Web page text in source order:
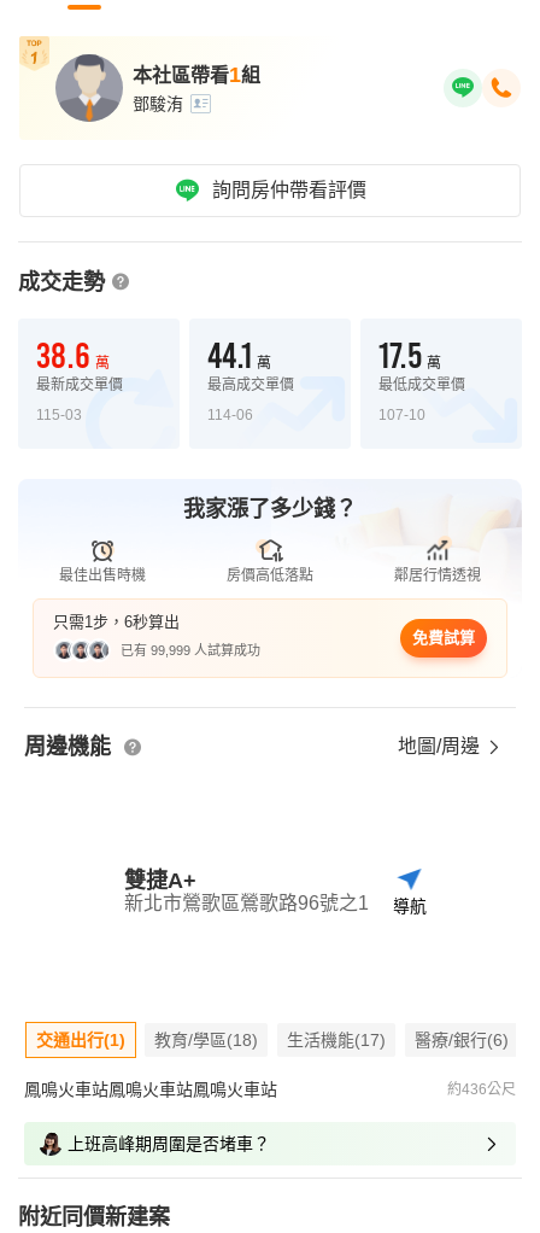
本社區帶看1組
鄧駿洧
詢問房仲帶看評價
成交走勢
38.6 萬
最新成交單價
115-03
44.1 萬
最高成交單價
114-06
17.5 萬
最低成交單價
107-10
我家漲了多少錢？
最佳出售時機 房價高低落點 鄰居行情透視
只需1步，6秒算出
已有 99,999 人試算成功
免費試算
周邊機能 地圖/周邊
雙捷A+
新北市鶯歌區鶯歌路96號之1 導航
交通出行(1) 教育/學區(18) 生活機能(17) 醫療/銀行(6)
鳳鳴火車站鳳鳴火車站鳳鳴火車站 約436公尺
上班高峰期周圍是否堵車？
附近同價新建案